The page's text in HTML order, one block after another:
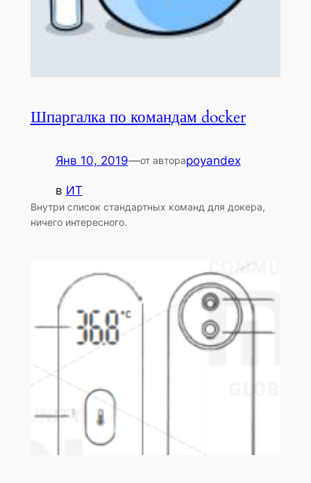
Шпаргалка по командам docker
Янв 10, 2019—от автораpoyandex
в ИТ
Внутри список стандартных команд для докера,
ничего интересного.